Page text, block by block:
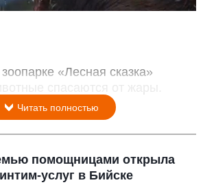
«Лесная сказка»
спасаются от жары.
Читать полностью
помощницами открыла
услуг в Бийске